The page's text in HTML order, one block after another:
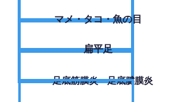
​マメ・タコ・魚の目
扁平足
足底筋膜炎・足底腱膜炎